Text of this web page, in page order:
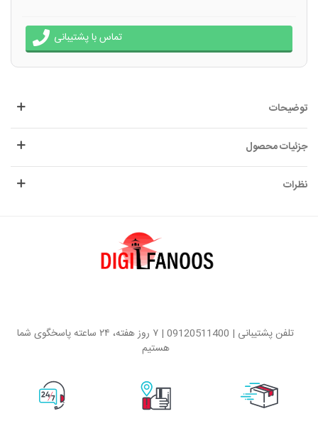
تماس با پشتیبانی
توضیحات
جزئیات محصول
نظرات
تلفن پشتیبانی | 09120511400 | ۷ روز هفته، ۲۴ ساعته پاسخگوی شما
هستیم